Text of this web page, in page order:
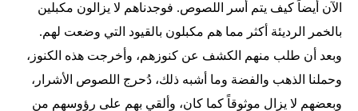
الآن أيضاً كيف يتم أسر اللصوص. فوجدناهم لا يزالون مكبلين
بالخمر الرديئة أكثر مما هم مكبلون بالقيود التي وضعت لهم.
وبعد أن طلب منهم الكشف عن كنوزهم، وأخرجت هذه الكنوز،
وحملنا الذهب والفضة وما أشبه ذلك، دُحرج اللصوص الأشرار،
وبعضهم لا يزال موثوقاً كما كان، وألقي بهم على رؤوسهم من